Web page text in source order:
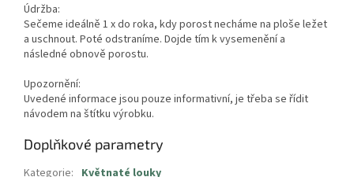
Údržba:
Sečeme ideálně 1 x do roka, kdy porost necháme na ploše ležet
a uschnout. Poté odstraníme. Dojde tím k vysemenění a
následné obnově porostu.
Upozornění:
Uvedené informace jsou pouze informativní, je třeba se řídit
návodem na štítku výrobku.
Doplňkové parametry
Kategorie: Květnaté louky